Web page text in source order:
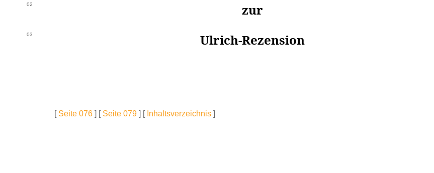
02 zur
03 Ulrich-Rezension
[ Seite 076 ] [ Seite 079 ] [ Inhaltsverzeichnis ]